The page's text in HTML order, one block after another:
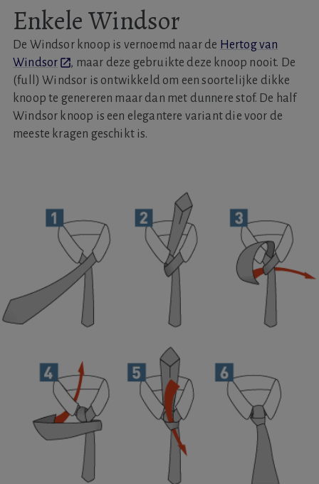
Enkele Windsor
De Windsor knoop is vernoemd naar de Hertog van
Windsor
, maar deze gebruikte deze knoop nooit. De
(full) Windsor is ontwikkeld om een soortelijke dikke
knoop te genereren maar dan met dunnere stof. De half
Windsor knoop is een elegantere variant die voor de
meeste kragen geschikt is.